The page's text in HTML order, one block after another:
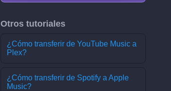
Otros tutoriales
¿Cómo transferir de YouTube Music a
Plex?
¿Cómo transferir de Spotify a Apple
Music?